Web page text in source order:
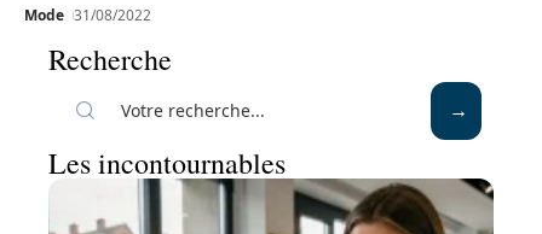
Mode 31/08/2022
Recherche
Les incontournables